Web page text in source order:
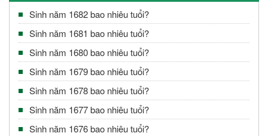
Sinh năm 1682 bao nhiêu tuổi?
Sinh năm 1681 bao nhiêu tuổi?
Sinh năm 1680 bao nhiêu tuổi?
Sinh năm 1679 bao nhiêu tuổi?
Sinh năm 1678 bao nhiêu tuổi?
Sinh năm 1677 bao nhiêu tuổi?
Sinh năm 1676 bao nhiêu tuổi?